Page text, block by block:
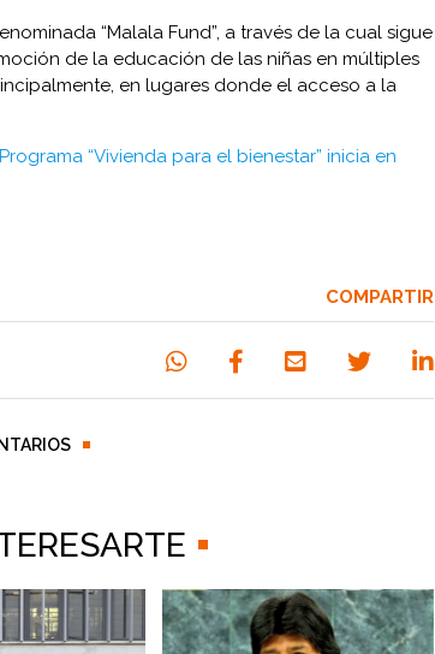
“Malala Fund”, a través de la cual sigue
de la educación de las niñas en múltiples
en lugares donde el acceso a la
Programa “Vivienda para el bienestar” inicia en
COMPARTIR